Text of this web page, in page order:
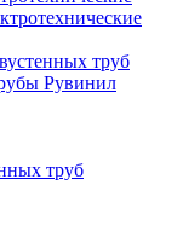
труб
Рувинил
труб